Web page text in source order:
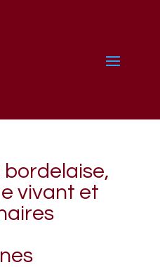
vivant et